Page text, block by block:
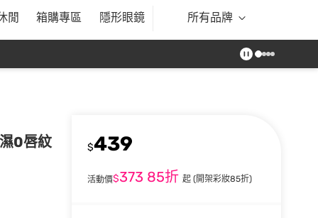
閒 箱購專區 隱形眼鏡 所有品牌
0唇紋
$439
活動價$373 85折 起 (開架彩妝85折)